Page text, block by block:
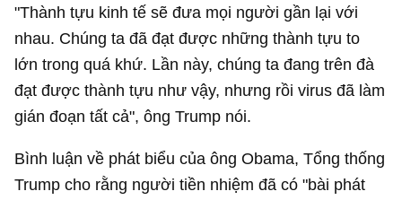
"Thành tựu kinh tế sẽ đưa mọi người gần lại với
nhau. Chúng ta đã đạt được những thành tựu to
lớn trong quá khứ. Lần này, chúng ta đang trên đà
đạt được thành tựu như vậy, nhưng rồi virus đã làm
gián đoạn tất cả", ông Trump nói.
Bình luận về phát biểu của ông Obama, Tổng thống
Trump cho rằng người tiền nhiệm đã có "bài phát